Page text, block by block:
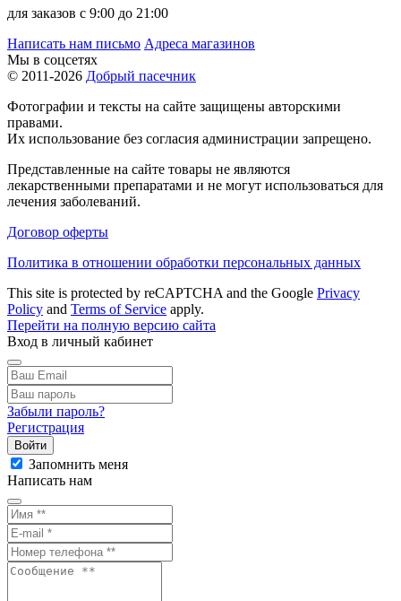
для заказов с 9:00 до 21:00
Написать нам письмо Адреса магазинов
Мы в соцсетях
© 2011-2026 Добрый пасечник
Фотографии и тексты на сайте защищены авторскими
правами.
Их использование без согласия администрации запрещено.
Представленные на сайте товары не являются
лекарственными препаратами и не могут использоваться для
лечения заболеваний.
Договор оферты
Политика в отношении обработки персональных данных
This site is protected by reCAPTCHA and the Google Privacy
Policy and Terms of Service apply.
Перейти на полную версию сайта
Вход в личный кабинет
Забыли пароль?
Регистрация
Войти
Запомнить меня
Написать нам